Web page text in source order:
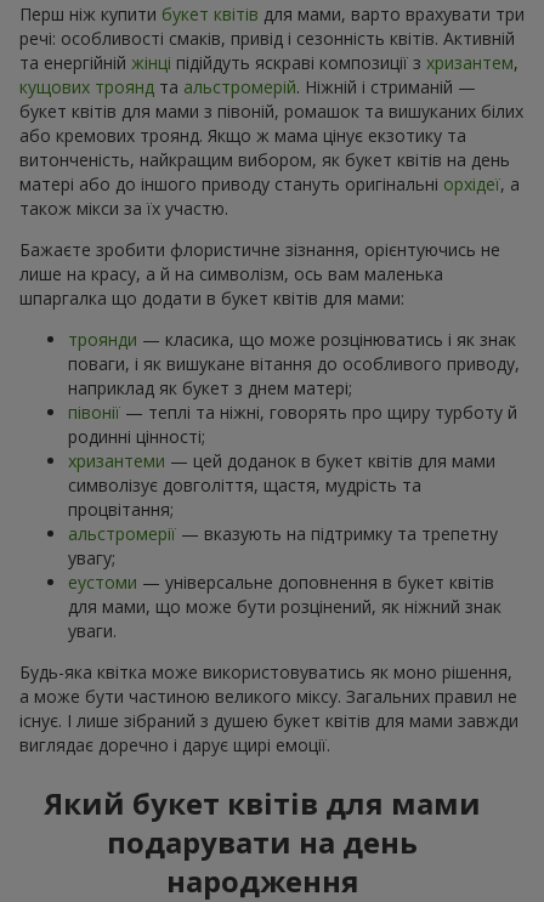
Перш ніж купити букет квітів для мами, варто врахувати три
речі: особливості смаків, привід і сезонність квітів. Активній
та енергійній жінці підійдуть яскраві композиції з хризантем,
кущових троянд та альстромерій. Ніжній і стриманій —
букет квітів для мами з півоній, ромашок та вишуканих білих
або кремових троянд. Якщо ж мама цінує екзотику та
витонченість, найкращим вибором, як букет квітів на день
матері або до іншого приводу стануть оригінальні орхідеї, а
також мікси за їх участю.
Бажаєте зробити флористичне зізнання, орієнтуючись не
лише на красу, а й на символізм, ось вам маленька
шпаргалка що додати в букет квітів для мами:
троянди — класика, що може розцінюватись і як знак
поваги, і як вишукане вітання до особливого приводу,
наприклад як букет з днем матері;
півонії — теплі та ніжні, говорять про щиру турботу й
родинні цінності;
хризантеми — цей доданок в букет квітів для мами
символізує довголіття, щастя, мудрість та
процвітання;
альстромерії — вказують на підтримку та трепетну
увагу;
еустоми — універсальне доповнення в букет квітів
для мами, що може бути розцінений, як ніжний знак
уваги.
Будь-яка квітка може використовуватись як моно рішення,
а може бути частиною великого міксу. Загальних правил не
існує. І лише зібраний з душею букет квітів для мами завжди
виглядає доречно і дарує щирі емоції.
Який букет квітів для мами
подарувати на день
народження